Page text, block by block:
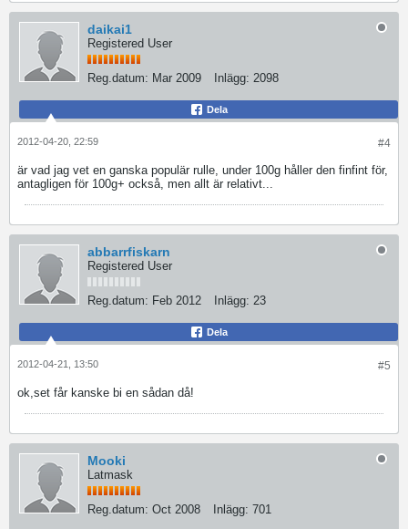
daikai1
Registered User
Reg.datum: Mar 2009 Inlägg: 2098
Dela
#4
2012-04-20, 22:59
är vad jag vet en ganska populär rulle, under 100g håller den finfint för,
antagligen för 100g+ också, men allt är relativt...
abbarrfiskarn
Registered User
Reg.datum: Feb 2012 Inlägg: 23
Dela
#5
2012-04-21, 13:50
ok,set får kanske bi en sådan då!
Mooki
Latmask
Reg.datum: Oct 2008 Inlägg: 701